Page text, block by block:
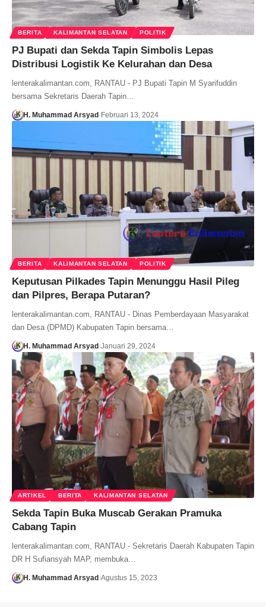
BERITA KALIMANTAN SELATAN POLITIK
PJ Bupati dan Sekda Tapin Simbolis Lepas
Distribusi Logistik Ke Kelurahan dan Desa
lenterakalimantan.com, RANTAU - PJ Bupati Tapin M Syarifuddin
bersama Sekretaris Daerah Tapin…
H. Muhammad Arsyad Februari 13, 2024
BERITA KALIMANTAN SELATAN POLITIK
Keputusan Pilkades Tapin Menunggu Hasil Pileg
dan Pilpres, Berapa Putaran?
lenterakalimantan.com, RANTAU - Dinas Pemberdayaan Masyarakat
dan Desa (DPMD) Kabupaten Tapin bersama…
H. Muhammad Arsyad Januari 29, 2024
ARTIKEL BERITA KALIMANTAN SELATAN
Sekda Tapin Buka Muscab Gerakan Pramuka
Cabang Tapin
lenterakalimantan.com, RANTAU - Sekretaris Daerah Kabupaten Tapin
DR H Sufiansyah MAP, membuka…
H. Muhammad Arsyad Agustus 15, 2023